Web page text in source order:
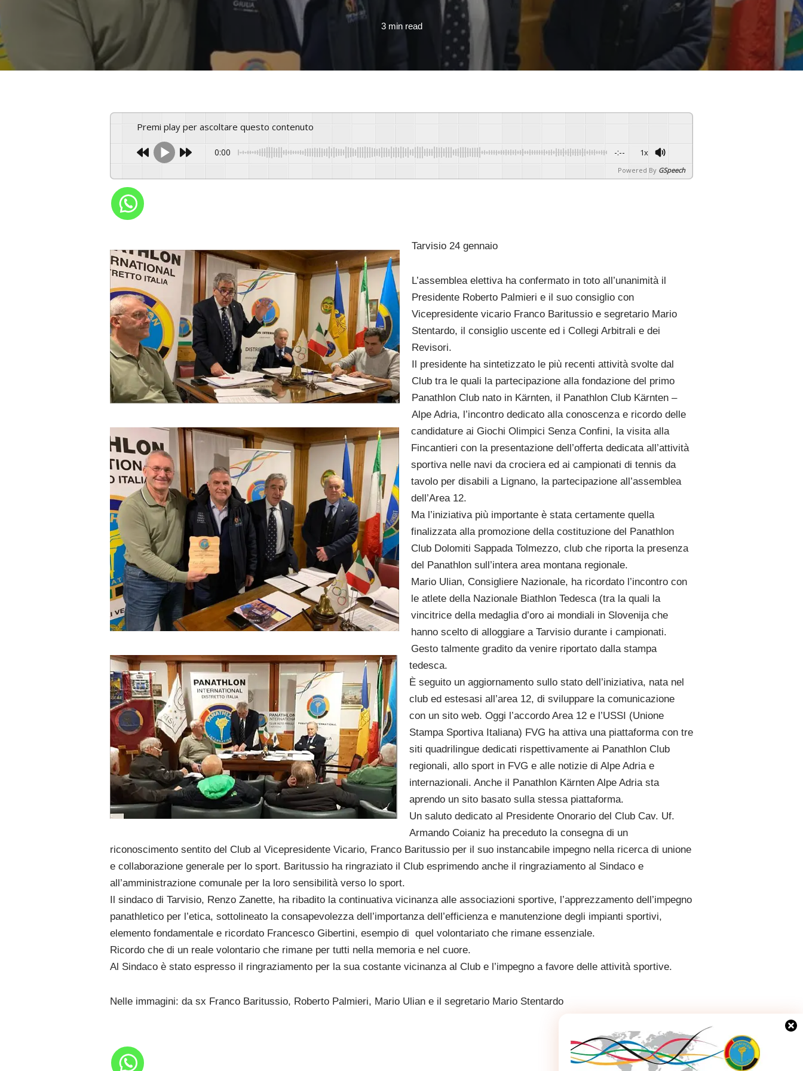
3 min read
Premi play per ascoltare questo contenuto
0:00 -:-- 1x
Powered By GSpeech
Tarvisio 24 gennaio
L’assemblea elettiva ha confermato in toto all’unanimità il
Presidente Roberto Palmieri e il suo consiglio con
Vicepresidente vicario Franco Baritussio e segretario Mario
Stentardo, il consiglio uscente ed i Collegi Arbitrali e dei
Revisori.
Il presidente ha sintetizzato le più recenti attività svolte dal
Club tra le quali la partecipazione alla fondazione del primo
Panathlon Club nato in Kärnten, il Panathlon Club Kärnten –
Alpe Adria, l’incontro dedicato alla conoscenza e ricordo delle
candidature ai Giochi Olimpici Senza Confini, la visita alla
Fincantieri con la presentazione dell’offerta dedicata all’attività
sportiva nelle navi da crociera ed ai campionati di tennis da
tavolo per disabili a Lignano, la partecipazione all’assemblea
dell’Area 12.
Ma l’iniziativa più importante è stata certamente quella
finalizzata alla promozione della costituzione del Panathlon
Club Dolomiti Sappada Tolmezzo, club che riporta la presenza
del Panathlon sull’intera area montana regionale.
Mario Ulian, Consigliere Nazionale, ha ricordato l’incontro con
le atlete della Nazionale Biathlon Tedesca (tra la quali la
vincitrice della medaglia d’oro ai mondiali in Slovenija che
hanno scelto di alloggiare a Tarvisio durante i campionati.
Gesto talmente gradito da venire riportato dalla stampa
tedesca.
È seguito un aggiornamento sullo stato dell’iniziativa, nata nel
club ed estesasi all’area 12, di sviluppare la comunicazione
con un sito web. Oggi l’accordo Area 12 e l’USSI (Unione
Stampa Sportiva Italiana) FVG ha attiva una piattaforma con tre
siti quadrilingue dedicati rispettivamente ai Panathlon Club
regionali, allo sport in FVG e alle notizie di Alpe Adria e
internazionali. Anche il Panathlon Kärnten Alpe Adria sta
aprendo un sito basato sulla stessa piattaforma.
Un saluto dedicato al Presidente Onorario del Club Cav. Uf.
Armando Coianiz ha preceduto la consegna di un
riconoscimento sentito del Club al Vicepresidente Vicario, Franco Baritussio per il suo instancabile impegno nella ricerca di unione
e collaborazione generale per lo sport. Baritussio ha ringraziato il Club esprimendo anche il ringraziamento al Sindaco e
all’amministrazione comunale per la loro sensibilità verso lo sport.
Il sindaco di Tarvisio, Renzo Zanette, ha ribadito la continuativa vicinanza alle associazioni sportive, l’apprezzamento dell’impegno
panathletico per l’etica, sottolineato la consapevolezza dell’importanza dell’efficienza e manutenzione degli impianti sportivi,
elemento fondamentale e ricordato Francesco Gibertini, esempio di quel volontariato che rimane essenziale.
Ricordo che di un reale volontario che rimane per tutti nella memoria e nel cuore.
Al Sindaco è stato espresso il ringraziamento per la sua costante vicinanza al Club e l’impegno a favore delle attività sportive.
Nelle immagini: da sx Franco Baritussio, Roberto Palmieri, Mario Ulian e il segretario Mario Stentardo